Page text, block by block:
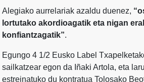
Alegiako aurrelariak azaldu duenez,
lortutako akordioagatik eta nigan
konfiantzagatik”.
Egungo 4 1/2 Eusko Label
sailkatzear egon da Iñaki Artola, eta
estreinatuko du kontratua Tolosako